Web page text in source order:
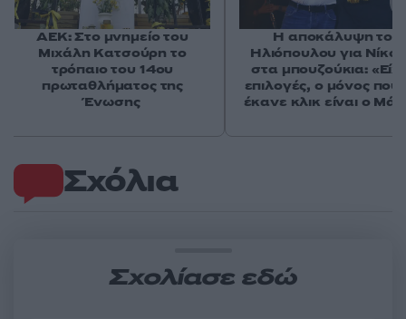
Σχόλια
Σχολίασε εδώ
ΑΕΚ: Στο μνημείο του
Μιχάλη Κατσούρη το
τρόπαιο του 14ου
πρωταθλήματος της
Ένωσης
Η αποκάλυψη του
Ηλιόπουλου για
στα μπουζούκια:
επιλογές, ο μόνος που
έκανε κλικ είναι ο